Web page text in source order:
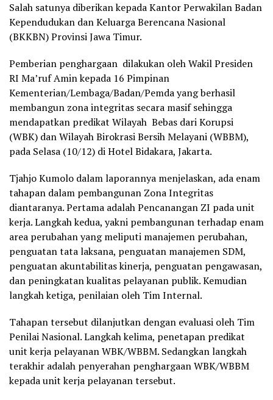
Salah satunya diberikan kepada Kantor Perwakilan Badan
Kependudukan dan Keluarga Berencana Nasional
(BKKBN) Provinsi Jawa Timur.
Pemberian penghargaan dilakukan oleh Wakil Presiden
RI Ma’ruf Amin kepada 16 Pimpinan
Kementerian/Lembaga/Badan/Pemda yang berhasil
membangun zona integritas secara masif sehingga
mendapatkan predikat Wilayah Bebas dari Korupsi
(WBK) dan Wilayah Birokrasi Bersih Melayani (WBBM),
pada Selasa (10/12) di Hotel Bidakara, Jakarta.
Tjahjo Kumolo dalam laporannya menjelaskan, ada enam
tahapan dalam pembangunan Zona Integritas
diantaranya. Pertama adalah Pencanangan ZI pada unit
kerja. Langkah kedua, yakni pembangunan terhadap enam
area perubahan yang meliputi manajemen perubahan,
penguatan tata laksana, penguatan manajemen SDM,
penguatan akuntabilitas kinerja, penguatan pengawasan,
dan peningkatan kualitas pelayanan publik. Kemudian
langkah ketiga, penilaian oleh Tim Internal.
Tahapan tersebut dilanjutkan dengan evaluasi oleh Tim
Penilai Nasional. Langkah kelima, penetapan predikat
unit kerja pelayanan WBK/WBBM. Sedangkan langkah
terakhir adalah penyerahan penghargaan WBK/WBBM
kepada unit kerja pelayanan tersebut.